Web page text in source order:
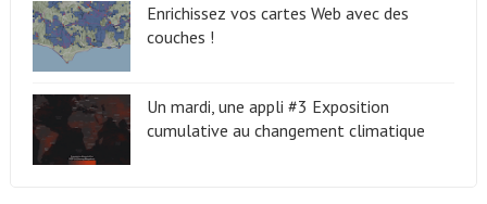
Enrichissez vos cartes Web avec des
couches !
Un mardi, une appli #3 Exposition
cumulative au changement climatique